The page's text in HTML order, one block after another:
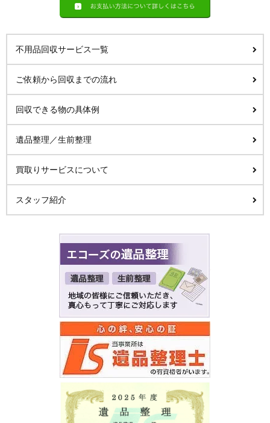
不用品回収サービス一覧
ご依頼から回収までの流れ
回収できる物の具体例
遺品整理／生前整理
買取りサービスについて
スタッフ紹介